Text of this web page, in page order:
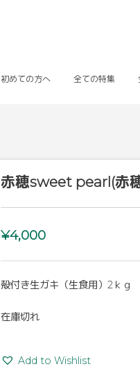
初めての方へ 全ての特集
赤穂sweet pearl(赤
¥4,000
殻付き生ガキ（生食用）2ｋｇ
在庫切れ
Add to Wishlist